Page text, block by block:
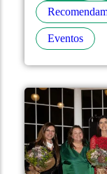
Eventos